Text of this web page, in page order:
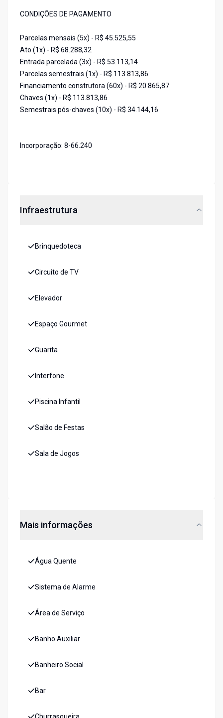
CONDIÇÕES DE PAGAMENTO
Parcelas mensais (5x) - R$ 45.525,55
Ato (1x) - R$ 68.288,32
Entrada parcelada (3x) - R$ 53.113,14
Parcelas semestrais (1x) - R$ 113.813,86
Financiamento construtora (60x) - R$ 20.865,87
Chaves (1x) - R$ 113.813,86
Semestrais pós-chaves (10x) - R$ 34.144,16
Incorporação: 8-66.240
Infraestrutura
Brinquedoteca
Circuito de TV
Elevador
Espaço Gourmet
Guarita
Interfone
Piscina Infantil
Salão de Festas
Sala de Jogos
Mais informações
Água Quente
Sistema de Alarme
Área de Serviço
Banho Auxiliar
Banheiro Social
Bar